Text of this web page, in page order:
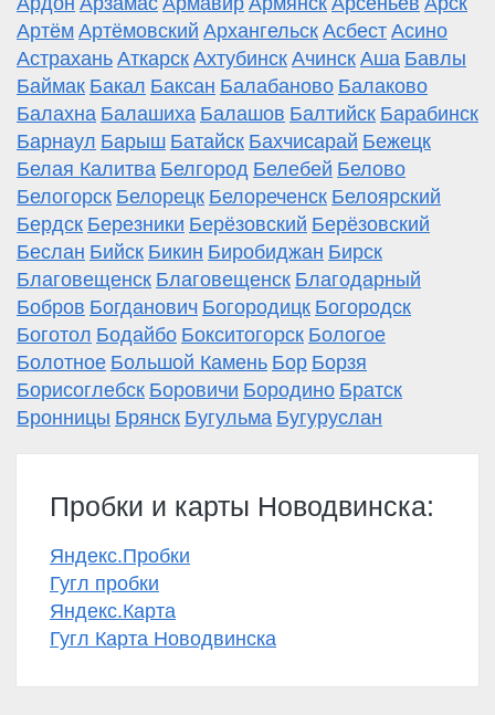
Артём Артёмовский Архангельск Асбест Асино
Астрахань Аткарск Ахтубинск Ачинск Аша Бавлы
Баймак Бакал Баксан Балабаново Балаково
Балахна Балашиха Балашов Балтийск Барабинск
Барнаул Барыш Батайск Бахчисарай Бежецк
Белая Калитва Белгород Белебей Белово
Белогорск Белорецк Белореченск Белоярский
Бердск Березники Берёзовский Берёзовский
Беслан Бийск Бикин Биробиджан Бирск
Благовещенск Благовещенск Благодарный
Бобров Богданович Богородицк Богородск
Боготол Бодайбо Бокситогорск Бологое
Болотное Большой Камень Бор Борзя
Борисоглебск Боровичи Бородино Братск
Бронницы Брянск Бугульма Бугуруслан
Пробки и карты Новодвинска:
Яндекс.Пробки
Гугл пробки
Яндекс.Карта
Гугл Карта Новодвинска